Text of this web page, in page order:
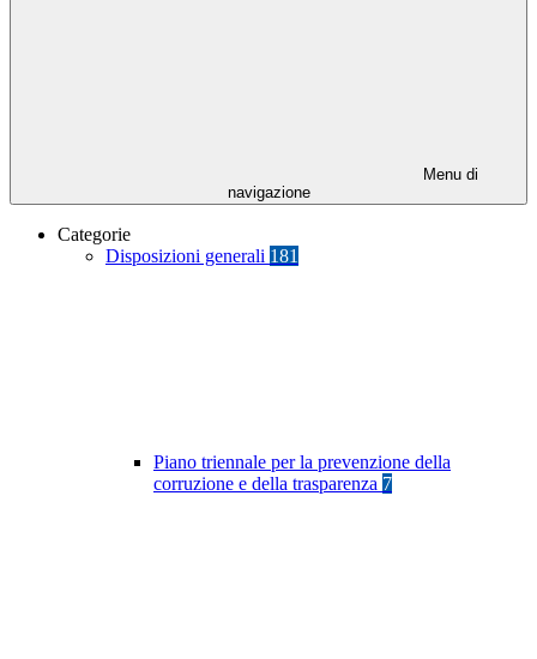
Menu di
navigazione
Categorie
Disposizioni generali 181
Piano triennale per la prevenzione della
corruzione e della trasparenza 7